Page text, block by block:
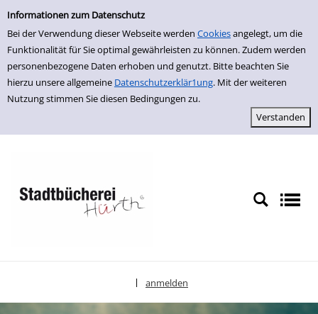
Einfache Suche
Informationen zum Datenschutz
Bei der Verwendung dieser Webseite werden Cookiesangelegt, um die
Funktionalität für Sie optimal gewährleisten zu können. Zudem werden
personenbezogene Daten erhoben und genutzt. Bitte beachten Sie
hierzu unsere allgemeine Datenschutzerklär1ung. Mit der weiteren
Nutzung stimmen Sie diesen Bedingungen zu.
zur Navigation springen
zum Inhalt springen
Zur Detailanzeige springen
anmelden